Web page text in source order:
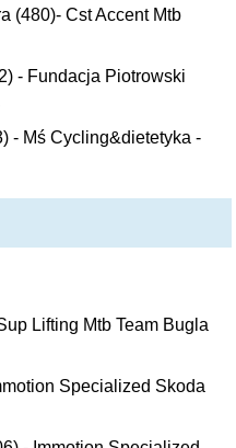
(480)- Cst Accent Mtb
- Fundacja Piotrowski
- Mś Cycling&dietetyka -
Lifting Mtb Team Bugla
Specialized Skoda